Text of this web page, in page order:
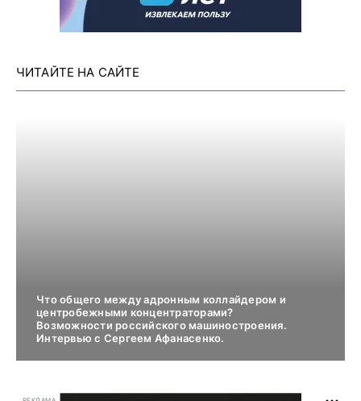
ЧИТАЙТЕ НА САЙТЕ
Что общего между адронным коллайдером и
центробежными концентраторами?
Возможности российского машиностроения.
Интервью с Сергеем Афанасенко.